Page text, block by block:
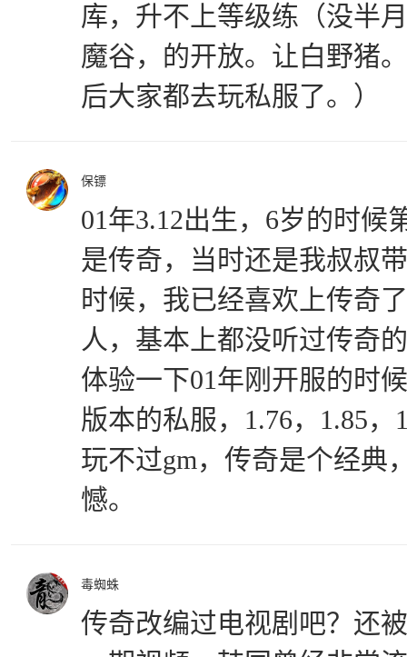
库，升不上等级练（没半
魔谷，的开放。让白野猪
后大家都去玩私服了。）
保镖
01年3.12出生，6岁的时候
是传奇，当时还是我叔叔
时候，我已经喜欢上传奇
人，基本上都没听过传奇
体验一下01年刚开服的时
版本的私服，1.76，1.85
玩不过gm，传奇是个经典
憾。
毒蜘蛛
传奇改编过电视剧吧？还